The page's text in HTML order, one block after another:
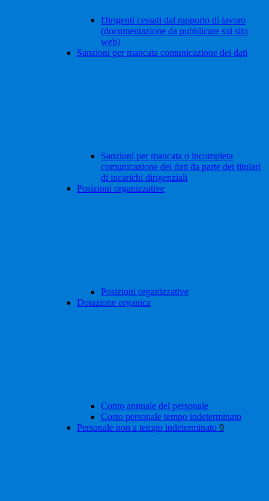
Dirigenti cessati dal rapporto di lavoro
(documentazione da pubblicare sul sito
web)
Sanzioni per mancata comunicazione dei dati
Sanzioni per mancata o incompleta
comunicazione dei dati da parte dei titolari
di incarichi dirigenziali
Posizioni organizzative
Posizioni organizzative
Dotazione organica
Conto annuale del personale
Costo personale tempo indeterminato
Personale non a tempo indeterminato 9